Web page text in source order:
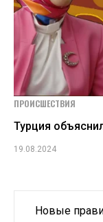
ПРОИСШЕСТВИЯ
Турция
19.08.2024
Навигация
Новые